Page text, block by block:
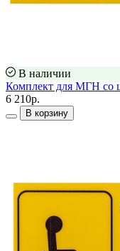
В наличии
Комплект для МГН со
6 210р.
В корзину